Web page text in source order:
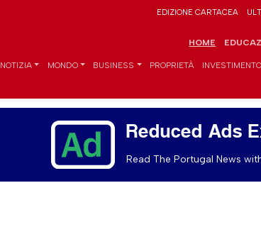
EDIZIONE CARTACEA
HOME
NOTIZIA MONDO BUSINESS PROPRIETÀ INVESTIMENTO
Reduced Ads
Read The Portugal News